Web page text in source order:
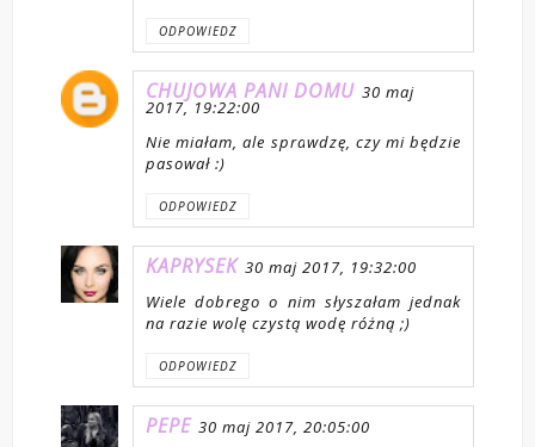
ODPOWIEDZ
CHUJOWA PANI DOMU 30 maj
2017, 19:22:00
Nie miałam, ale sprawdzę, czy mi będzie
pasował :)
ODPOWIEDZ
KAPRYSEK 30 maj 2017, 19:32:00
Wiele dobrego o nim słyszałam jednak
na razie wolę czystą wodę różną ;)
ODPOWIEDZ
PEPE 30 maj 2017, 20:05:00